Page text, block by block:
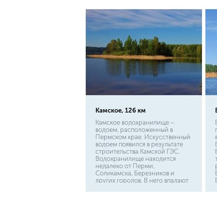
Камское, 126 км
Камское водохранилище –
водоем, расположенный в
Пермском крае. Искусственный
водоем появился в результате
строительства Камской ГЭС.
Водохранилище находится
недалеко от Перми,
Соликамска, Березников и
других городов. В него впадают